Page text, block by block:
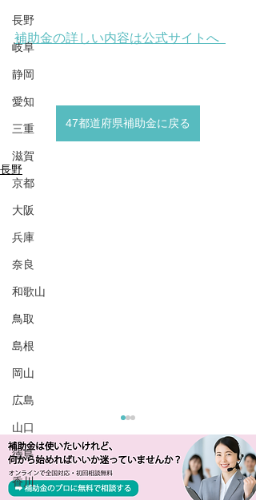
長野
岐阜
静岡
愛知
三重
滋賀
京都
大阪
兵庫
奈良
和歌山
鳥取
島根
岡山
広島
山口
徳島
香川
補助金の詳しい内容は公式サイトへ
47都道府県補助金に戻る
長野